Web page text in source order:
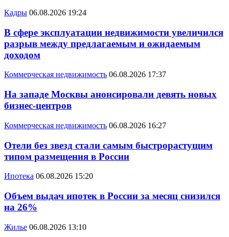
Кадры 06.08.2026 19:24
В сфере эксплуатации недвижимости увеличился
разрыв между предлагаемым и ожидаемым
доходом
Коммерческая недвижимость 06.08.2026 17:37
На западе Москвы анонсировали девять новых
бизнес-центров
Коммерческая недвижимость 06.08.2026 16:27
Отели без звезд стали самым быстрорастущим
типом размещения в России
Ипотека 06.08.2026 15:20
Объем выдач ипотек в России за месяц снизился
на 26%
Жилье 06.08.2026 13:10